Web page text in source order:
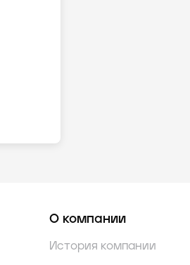
О компании
История компании